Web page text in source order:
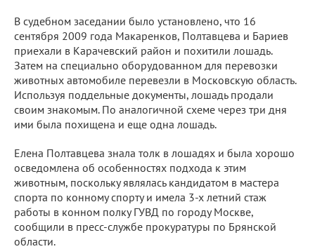
В судебном заседании было установлено, что 16
сентября 2009 года Макаренков, Полтавцева и Бариев
приехали в Карачевский район и похитили лошадь.
Затем на специально оборудованном для перевозки
животных автомобиле перевезли в Московскую область.
Используя поддельные документы, лошадь продали
своим знакомым. По аналогичной схеме через три дня
ими была похищена и еще одна лошадь.
Елена Полтавцева знала толк в лошадях и была хорошо
осведомлена об особенностях подхода к этим
животным, поскольку являлась кандидатом в мастера
спорта по конному спорту и имела 3-х летний стаж
работы в конном полку ГУВД по городу Москве,
сообщили в пресс-службе прокуратуры по Брянской
области.